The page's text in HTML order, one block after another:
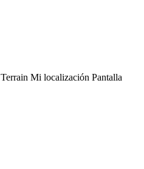
Terrain Mi localización Pantalla